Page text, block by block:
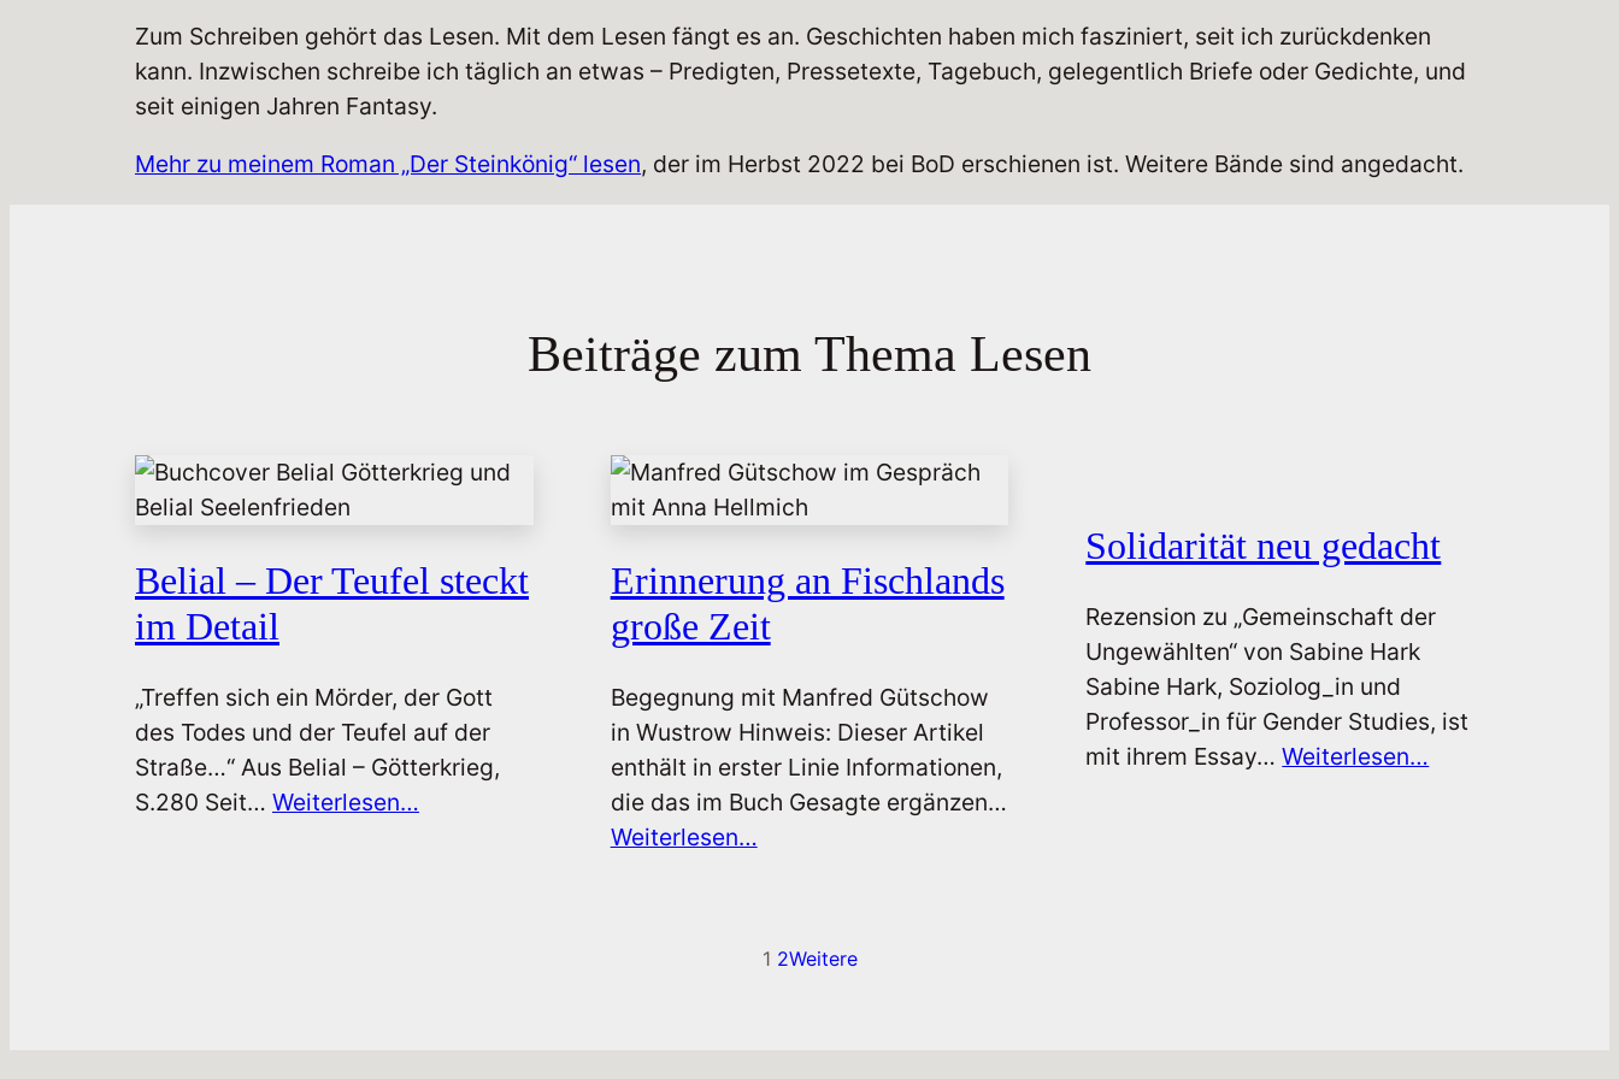
Zum Schreiben gehört das Lesen. Mit dem Lesen fängt es an. Geschichten haben mich fasziniert, seit ich zurückdenken
kann. Inzwischen schreibe ich täglich an etwas – Predigten, Pressetexte, Tagebuch, gelegentlich Briefe oder Gedichte, und
seit einigen Jahren Fantasy.
Mehr zu meinem Roman „Der Steinkönig“ lesen, der im Herbst 2022 bei BoD erschienen ist. Weitere Bände sind angedacht.
Beiträge zum Thema Lesen
Belial – Der Teufel steckt
im Detail
„Treffen sich ein Mörder, der Gott
des Todes und der Teufel auf der
Straße…“ Aus Belial – Götterkrieg,
S.280 Seit… Weiterlesen…
Erinnerung an Fischlands
große Zeit
Begegnung mit Manfred Gütschow
in Wustrow Hinweis: Dieser Artikel
enthält in erster Linie Informationen,
die das im Buch Gesagte ergänzen…
Weiterlesen…
Solidarität neu gedacht
Rezension zu „Gemeinschaft der
Ungewählten“ von Sabine Hark
Sabine Hark, Soziolog_in und
Professor_in für Gender Studies, ist
mit ihrem Essay…Weiterlesen…
1 2Weitere